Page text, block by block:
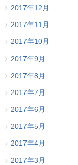
2017年12月
2017年11月
2017年10月
2017年9月
2017年8月
2017年7月
2017年6月
2017年5月
2017年4月
2017年3月